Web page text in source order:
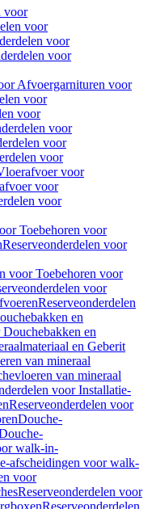
voor
voor
voor
voor
Afvoergarnituren voor
voor
voor
voor
voor
voor
voor
voor
voor
Toebehoren voor
Reserveonderdelen voor
voor Toebehoren voor
voor
Reserveonderdelen
en
en
en Geberit
van mineraal
van mineraal
voor Installatie-
Reserveonderdelen voor
Douche-
walk-in-
afscheidingen voor walk-
voor
Reserveonderdelen voor
Reserveonderdelen